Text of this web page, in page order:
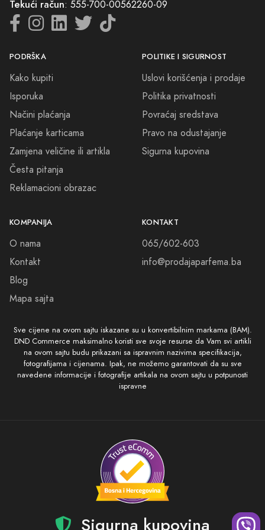
našem webshopu, uz mogućnost jednostavne i sigurne dostave na
vašu adresu.
Budite sigurni, s Carolina Herrera parfemima ćete otkriti svoju
unutarnju ljepotu, zavodljivost i harizmu. Uživajte u zavodljivim
mirisnim notama, koje se sjedinjuju s vašom prirodnom sigurnošću i
samopouzdanjem.
Tekući račun: 555-700-00562260-09
PODRŠKA
Kako kupiti
Isporuka
Načini plaćanja
Plaćanje karticama
Zamjena veličine ili artikla
Česta pitanja
Reklamacioni obrazac
POLITIKE I SIGURNOST
Uslovi korišćenja i prodaje
Politika privatnosti
Povraćaj sredstava
Pravo na odustajanje
Sigurna kupovina
KOMPANIJA
O nama
Kontakt
Blog
Mapa sajta
KONTAKT
065/602-603
info@prodajaparfema.ba
Sve cijene na ovom sajtu iskazane su u konvertibilnim markama (BAM).
DND Commerce maksimalno koristi sve svoje resurse da Vam svi artikli
na ovom sajtu budu prikazani sa ispravnim nazivima specifikacija,
fotografijama i cijenama. Ipak, ne možemo garantovati da su sve
navedene informacije i fotografije artikala na ovom sajtu u potpunosti
ispravne
Sigurna kupovina